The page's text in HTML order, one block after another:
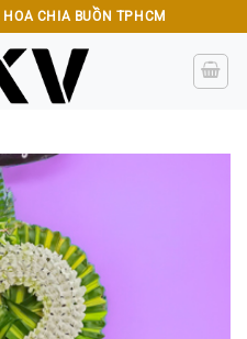
CHIA BUỒN TPHCM